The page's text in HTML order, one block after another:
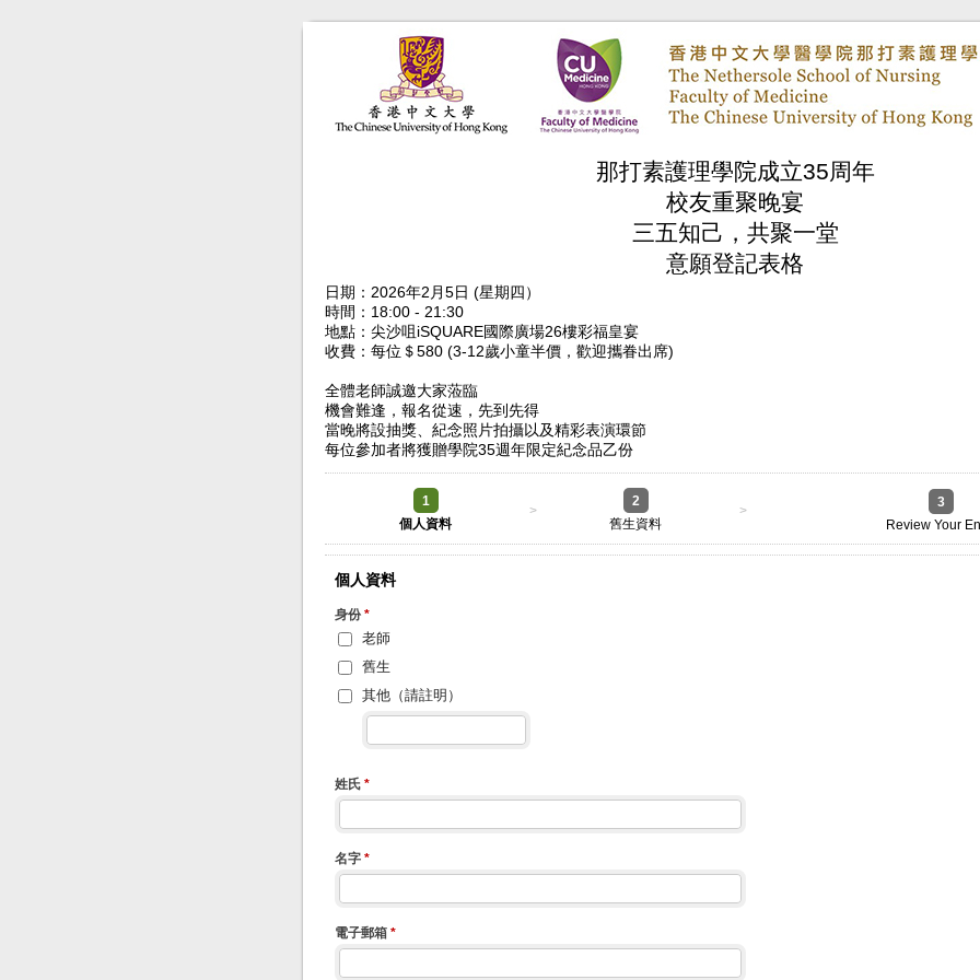
那打素護理學院成立35周年
校友重聚晚宴
三五知己，共聚一堂
意願登記表格
日期：2026年2月5日 (星期四）
時間：18:00 - 21:30
地點：尖沙咀iSQUARE國際廣場26樓彩福皇宴
收費：每位＄580 (3-12歲小童半價，歡迎攜眷出席)
全體老師誠邀大家蒞臨
機會難逢，報名從速，先到先得
當晚將設抽獎、紀念照片拍攝以及精彩表演環節
每位參加者將獲贈學院35週年限定紀念品乙份
1
個人資料
>
2
舊生資料
>
3
Review Your
個人資料
身份 *
老師
舊生
其他（請註明）
姓氏 *
名字 *
電子郵箱 *